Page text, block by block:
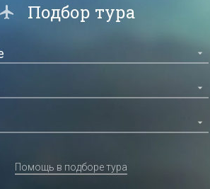
Подбор тура
Помощь в подборе тура